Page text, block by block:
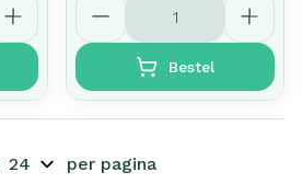
Bestel
per pagina